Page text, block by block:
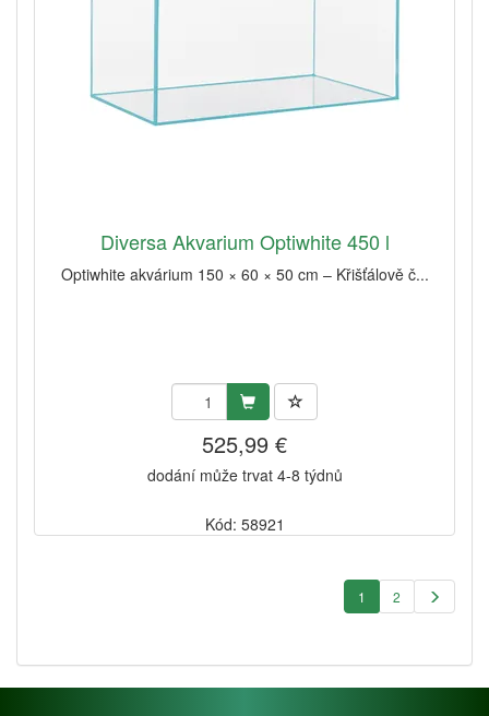
Diversa Akvarium Optiwhite 450 l
Optiwhite akvárium 150 × 60 × 50 cm – Křišťálově č...
525,99 €
dodání může trvat 4-8 týdnů
Kód: 58921
1 2